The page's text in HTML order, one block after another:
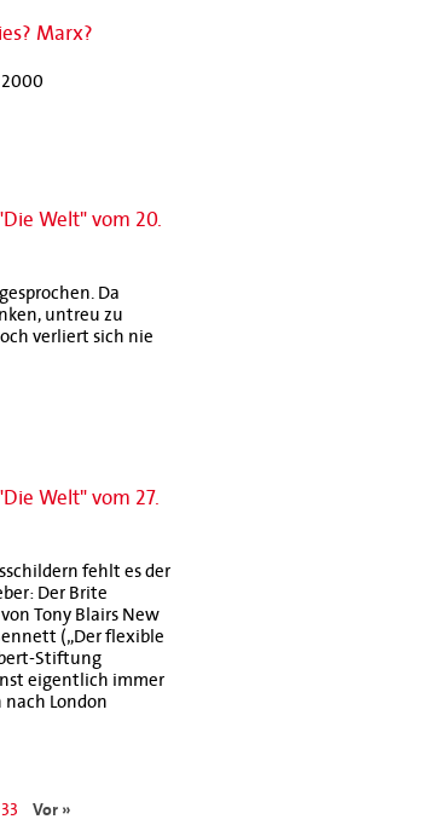
Marx?
Welt" vom 20.
Da
untreu zu
verliert sich nie
Welt" vom 27.
fehlt es der
Der Brite
Tony Blairs New
(„Der flexible
Stiftung
eigentlich immer
London
33 Vor »